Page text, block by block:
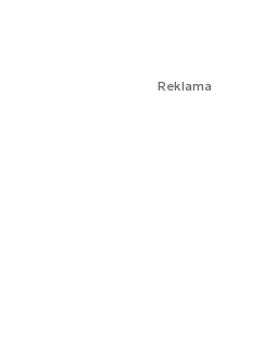
Reklama